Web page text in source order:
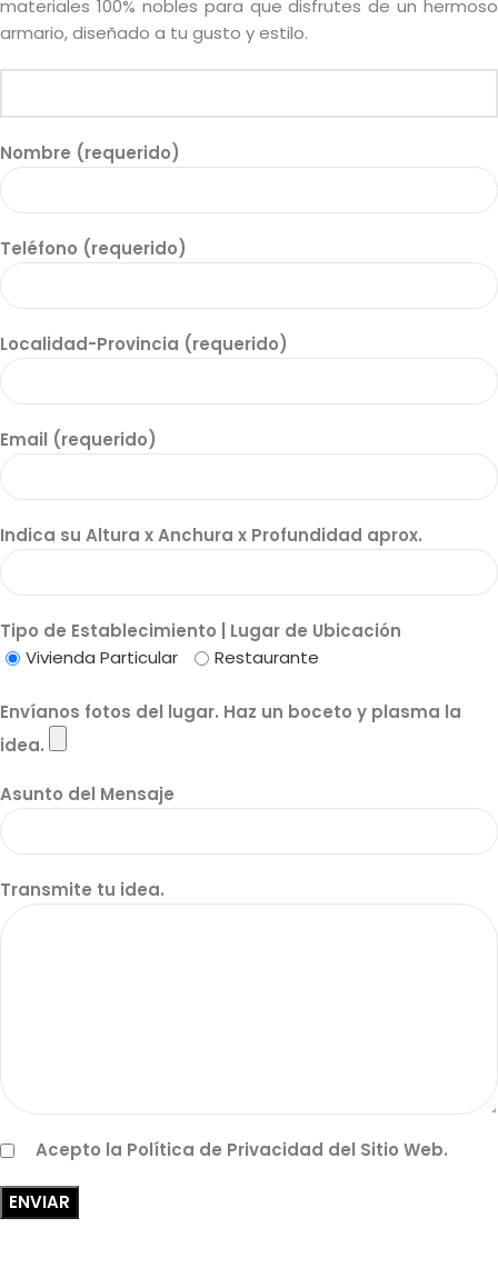
materiales 100% nobles para que disfrutes de un hermoso
armario, diseñado a tu gusto y estilo.
Nombre (requerido)
Teléfono (requerido)
Localidad-Provincia (requerido)
Email (requerido)
Indica su Altura x Anchura x Profundidad aprox.
Tipo de Establecimiento | Lugar de Ubicación
Vivienda Particular
Restaurante
Envíanos fotos del lugar. Haz un boceto y plasma la
idea.
Asunto del Mensaje
Transmite tu idea.
Acepto la Política de Privacidad del Sitio Web.